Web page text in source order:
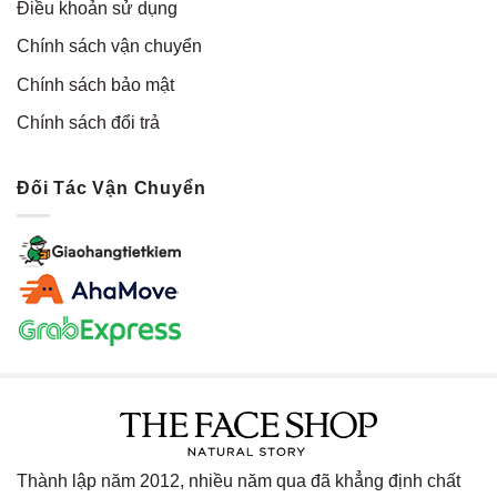
Điều khoản sử dụng
Chính sách vận chuyển
Chính sách bảo mật
Chính sách đổi trả
Đối Tác Vận Chuyển
Thành lập năm 2012, nhiều năm qua đã khẳng định chất